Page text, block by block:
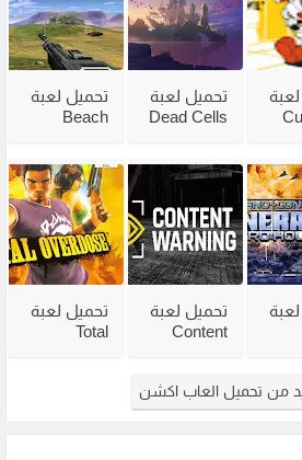
تحميل لعبة
Dead Cells
الاضافات
تحميل لعبة
Beach
من ميديا
فاير
تحميل لعبة
Content
من ميديا
فاير
تحميل لعبة
Total
مضغوطة
من تحميل العاب اكشن